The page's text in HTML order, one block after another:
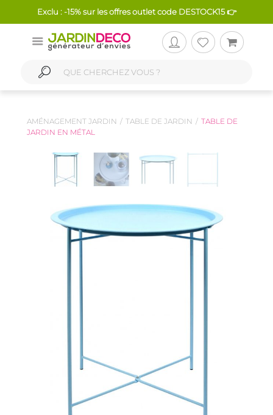
Exclu : -15% sur les offres outlet code DESTOCK15 👉
AMÉNAGEMENT JARDIN TABLE DE JARDIN
TABLE DE
JARDIN EN MÉTAL